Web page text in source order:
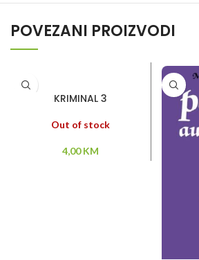
POVEZANI PROIZVODI
KRIMINAL 3
Out of stock
4,00KM